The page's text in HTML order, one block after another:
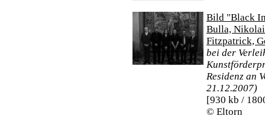
Bild "Black
Bulla,
Fitzpatrick,
bei der
Residenz an
21.12.2007)
[930 kb /
© Eltorn